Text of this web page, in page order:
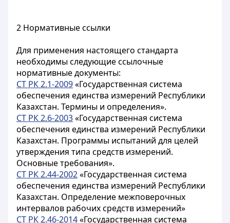
2 Нормативные ссылки
Для применения настоящего стандарта
необходимы следующие ссылочные
нормативные документы:
СТ РК 2.1-2009«Государственная система
обеспечения единства измерений Республики
Казахстан. Термины и определения».
СТ РК 2.6-2003«Государственная система
обеспечения единства измерений Республики
Казахстан. Программы испытаний для целей
утверждения типа средств измерений.
Основные требования».
СТ РК 2.44-2002«Государственная система
обеспечения единства измерений Республики
Казахстан. Определение межповерочных
интервалов рабочих средств измерений»
СТ РК 2.46-2014«Государственная система